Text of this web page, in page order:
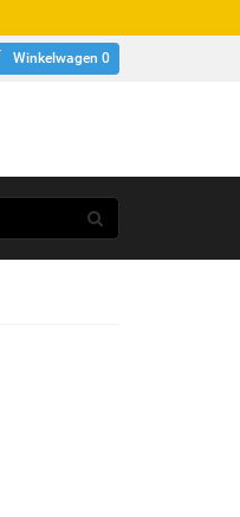
Winkelwagen 0